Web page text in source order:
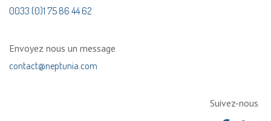
0033 (0)1 75 86 44 62
Envoyez nous un message
contact@neptunia.com
Suivez-nous